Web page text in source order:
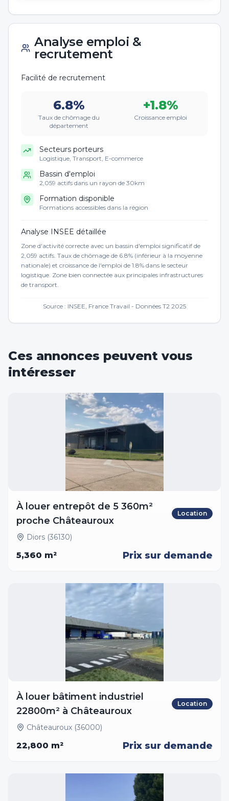
Analyse emploi &
recrutement
Facilité de recrutement
6.8%
Taux de chômage du
département
+1.8%
Croissance emploi
Secteurs porteurs
Logistique, Transport, E-commerce
Bassin d'emploi
2,059 actifs dans un rayon de 30km
Formation disponible
Formations accessibles dans la région
Analyse INSEE détaillée
Zone d'activité correcte avec un bassin d'emploi significatif de
2,059 actifs. Taux de chômage de 6.8% (inférieur à la moyenne
nationale) et croissance de l'emploi de 1.8% dans le secteur
logistique. Zone bien connectée aux principales infrastructures
de transport.
Source : INSEE, France Travail - Données T2 2025
Ces annonces peuvent vous
intéresser
À louer entrepôt de 5 360m²
proche Châteauroux
Location
Diors (36130)
5,360 m² Prix sur demande
À louer bâtiment industriel
22800m² à Châteauroux
Location
Châteauroux (36000)
22,800 m² Prix sur demande